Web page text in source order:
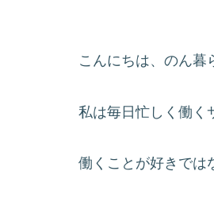
こんにちは、のん暮
私は毎日忙しく働く
働くことが好きでは